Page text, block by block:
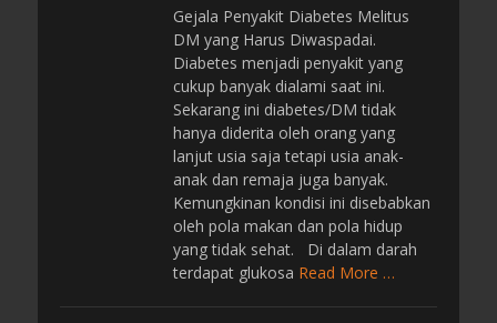
t
e
d
o
n
Gejala Penyakit Diabetes Melitus
DM yang Harus Diwaspadai.
Diabetes menjadi penyakit yang
cukup banyak dialami saat ini.
Sekarang ini diabetes/DM tidak
hanya diderita oleh orang yang
lanjut usia saja tetapi usia anak-
anak dan remaja juga banyak.
Kemungkinan kondisi ini disebabkan
oleh pola makan dan pola hidup
yang tidak sehat. Di dalam darah
terdapat glukosa Read More …